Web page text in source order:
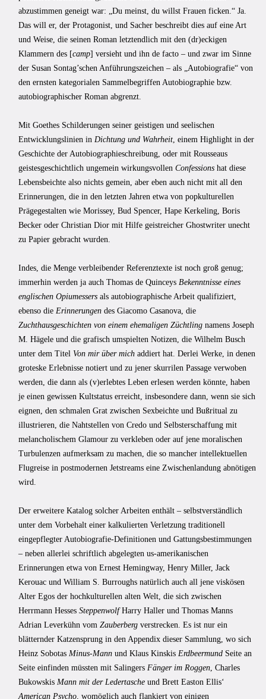
abzustimmen geneigt war: „Du meinst, du willst Frauen ficken.“ Ja.
Das will er, der Protagonist, und Sacher beschreibt dies auf eine Art
und Weise, die seinen Roman letztendlich mit den (dr)eckigen
Klammern des [camp] versieht und ihn de facto – und zwar im Sinne
der Susan Sontag’schen Anführungszeichen – als „Autobiografie“ von
den ernsten kategorialen Sammelbegriffen Autobiographie bzw.
autobiographischer Roman abgrenzt.
Mit Goethes Schilderungen seiner geistigen und seelischen
Entwicklungslinien in Dichtung und Wahrheit , einem Highlight in der
Geschichte der Autobiographieschreibung, oder mit Rousseaus
geistesgeschichtlich ungemein wirkungsvollen Confessions hat diese
Lebensbeichte also nichts gemein, aber eben auch nicht mit all den
Erinnerungen, die in den letzten Jahren etwa von popkulturellen
Prägegestalten wie Morissey, Bud Spencer, Hape Kerkeling, Boris
Becker oder Christian Dior mit Hilfe geistreicher Ghostwriter unecht
zu Papier gebracht wurden.
Indes, die Menge verbleibender Referenztexte ist noch groß genug;
immerhin werden ja auch Thomas de Quinceys Bekenntnisse eines
englischen Opiumessers als autobiographische Arbeit qualifiziert,
ebenso die Erinnerungen des Giacomo Casanova, die
Zuchthausgeschichten von einem ehemaligen Züchtling namens Joseph
M. Hägele und die grafisch umspielten Notizen, die Wilhelm Busch
unter dem Titel Von mir über mich addiert hat. Derlei Werke, in denen
groteske Erlebnisse notiert und zu jener skurrilen Passage verwoben
werden, die dann als (v)erlebtes Leben erlesen werden könnte, haben
je einen gewissen Kultstatus erreicht, insbesondere dann, wenn sie sich
eignen, den schmalen Grat zwischen Sexbeichte und Bußritual zu
illustrieren, die Nahtstellen von Credo und Selbsterschaffung mit
melancholischem Glamour zu verkleben oder auf jene moralischen
Turbulenzen aufmerksam zu machen, die so mancher intellektuellen
Flugreise in postmodernen Jetstreams eine Zwischenlandung abnötigen
wird.
Der erweitere Katalog solcher Arbeiten enthält – selbstverständlich
unter dem Vorbehalt einer kalkulierten Verletzung traditionell
eingepflegter Autobiografie-Definitionen und Gattungsbestimmungen
– neben allerlei schriftlich abgelegten us-amerikanischen
Erinnerungen etwa von Ernest Hemingway, Henry Miller, Jack
Kerouac und William S. Burroughs natürlich auch all jene viskösen
Alter Egos der hochkulturellen alten Welt, die sich zwischen
Herrmann Hesses SteppenwolfHarry Haller und Thomas Manns
Adrian Leverkühn vom Zauberberg verstrecken. Es ist nur ein
blätternder Katzensprung in den Appendix dieser Sammlung, wo sich
Heinz Sobotas Minus-Mann und Klaus Kinskis Erdbeermund Seite an
Seite einfinden müssten mit Salingers Fänger im Roggen , Charles
Bukowskis Mann mit der Ledertasche und Brett Easton Ellis‘
American Psycho , womöglich auch flankiert von einigen